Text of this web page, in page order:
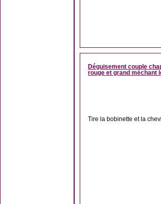
Déguisement couple
rouge et grand méchant
Tire la bobinette et la